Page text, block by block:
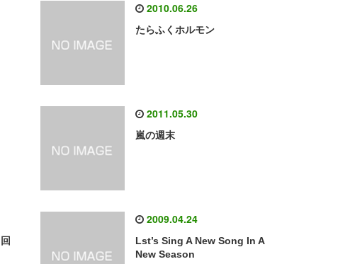
2010.06.26
たらふくホルモン
2011.05.30
嵐の週末
2009.04.24
Lst’s Sing A New Song In A
New Season